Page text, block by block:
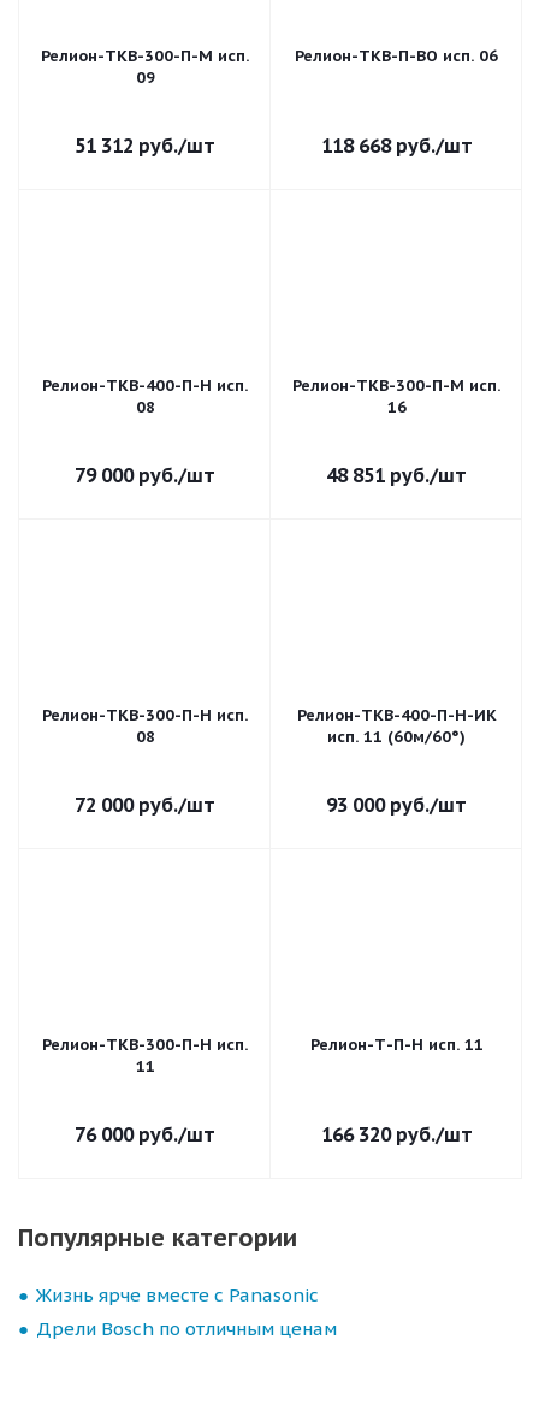
Релион-ТКВ-300-П-М исп.
09
51 312 руб./шт
Релион-ТКВ-П-ВО исп. 06
118 668руб./шт
Релион-ТКВ-400-П-Н исп.
08
79 000руб./шт
Релион-ТКВ-300-П-М исп.
16
48 851 руб./шт
Релион-ТКВ-300-П-Н исп.
08
72 000руб./шт
Релион-ТКВ-400-П-Н-ИК
исп. 11 (60м/60°)
93 000руб./шт
Релион-ТКВ-300-П-Н исп.
11
76 000руб./шт
Релион-Т-П-Н исп. 11
166 320руб./шт
Популярные категории
Жизнь ярче вместе с Panasonic
Дрели Bosch по отличным ценам